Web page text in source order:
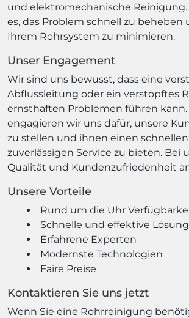
und elektromechanische Reinigung.
es, das Problem schnell zu beheben
Ihrem Rohrsystem zu minimieren.
Unser Engagement
Wir sind uns bewusst, dass eine
Abflussleitung oder ein verstopftes
ernsthaften Problemen führen kann.
engagieren wir uns dafür, unsere
zu stellen und ihnen einen
zuverlässigen Service zu bieten. Bei
Qualität und Kundenzufriedenheit
Unsere Vorteile
Rund um die Uhr
Schnelle und effektive
Erfahrene Experten
Modernste Technologien
Faire Preise
Kontaktieren Sie uns jetzt
Wenn Sie eine Rohrreinigung